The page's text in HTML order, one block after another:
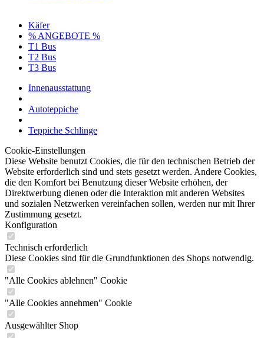
Käfer
% ANGEBOTE %
T1 Bus
T2 Bus
T3 Bus
Innenausstattung
Autoteppiche
Teppiche Schlinge
Cookie-Einstellungen
Diese Website benutzt Cookies, die für den technischen Betrieb der
Website erforderlich sind und stets gesetzt werden. Andere Cookies,
die den Komfort bei Benutzung dieser Website erhöhen, der
Direktwerbung dienen oder die Interaktion mit anderen Websites
und sozialen Netzwerken vereinfachen sollen, werden nur mit Ihrer
Zustimmung gesetzt.
Konfiguration
Technisch erforderlich
Diese Cookies sind für die Grundfunktionen des Shops notwendig.
"Alle Cookies ablehnen" Cookie
"Alle Cookies annehmen" Cookie
Ausgewählter Shop